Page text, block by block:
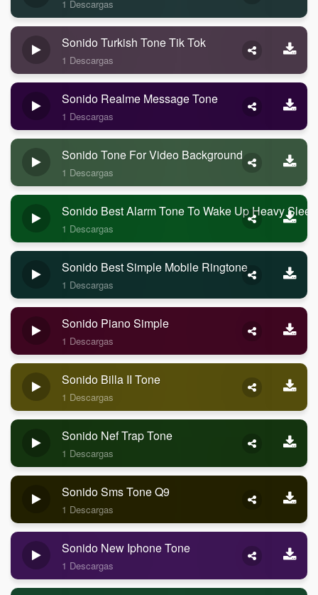
1 Descargas
Sonido Turkish Tone Tik Tok
1 Descargas
Sonido Realme Message Tone
1 Descargas
Sonido Tone For Video Background
1 Descargas
Sonido Best Alarm Tone To Wake Up Heavy
1 Descargas
Sonido Best Simple Mobile Ringtone
1 Descargas
Sonido Piano Simple
1 Descargas
Sonido Billa II Tone
1 Descargas
Sonido Nef Trap Tone
1 Descargas
Sonido Sms Tone Q9
1 Descargas
Sonido New Iphone Tone
1 Descargas